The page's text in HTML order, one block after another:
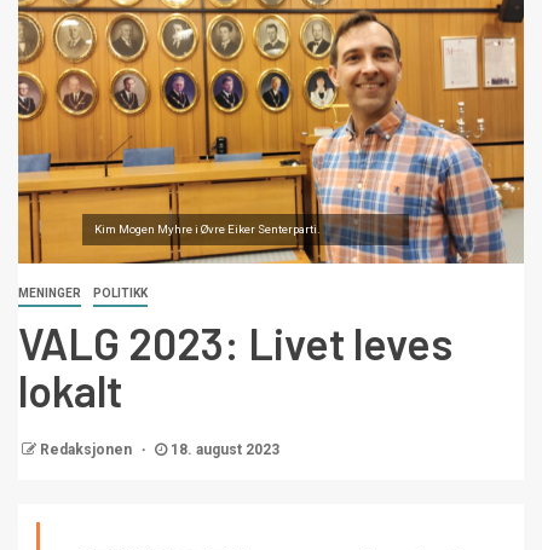
Kim Mogen Myhre i Øvre Eiker Senterparti.
MENINGER POLITIKK
VALG 2023: Livet leves
lokalt
Redaksjonen 18. august 2023